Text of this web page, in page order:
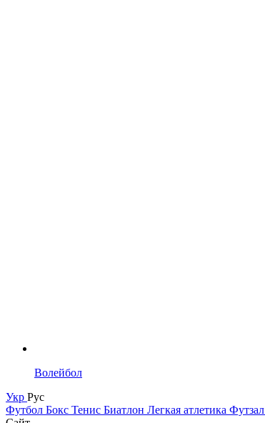
Волейбол
Укр Рус
Футбол Бокс Тенис Биатлон Легкая атлетика Футзал